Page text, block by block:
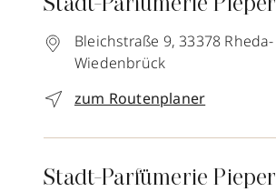
Stadt-Parfümerie Pieper
Bleichstraße 9, 33378 Rheda-
Wiedenbrück
zum Routenplaner
Stadt-Parfümerie Pieper